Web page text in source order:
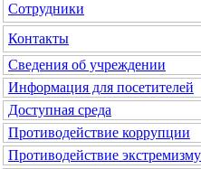
Сотрудники
Контакты
Сведения об учреждении
Информация для посетителей
Доступная среда
Противодействие коррупции
Противодействие